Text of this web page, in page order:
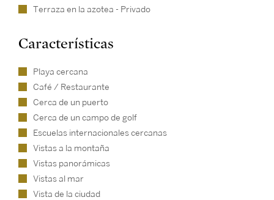
Terraza en la azotea - Privado
Características
Playa cercana
Café / Restaurante
Cerca de un puerto
Cerca de un campo de golf
Escuelas internacionales cercanas
Vistas a la montaña
Vistas panorámicas
Vistas al mar
Vista de la ciudad